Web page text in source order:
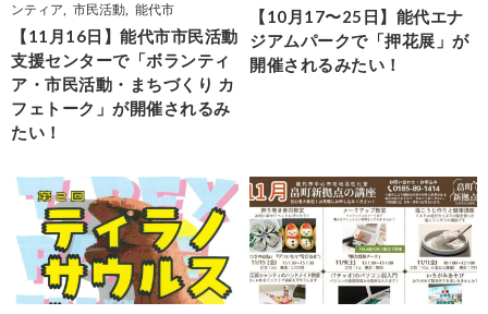
ンティア
市民活動 能代市
【11月16日】能代市市民活動
支援センターで「ボランティ
ア・市民活動・まちづくり カ
フェトーク」が開催されるみ
たい！
【10月17〜25日】能代エナ
ジアムパークで「押花展」が
開催されるみたい！